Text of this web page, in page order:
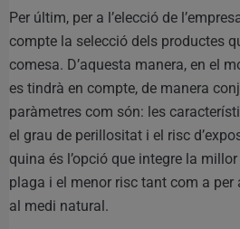
Per últim, per a l’elecció de
compte la selecció dels productes
comesa. D’aquesta manera, en el
es tindrà en compte, de manera
paràmetres com són: les
el grau de perillositat i el risc
quina és l’opció que integre la
plaga i el menor risc tant com a per
al medi natural.